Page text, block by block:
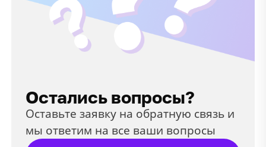
Остались вопросы?
Оставьте заявку на обратную связь и
мы ответим на все ваши вопросы